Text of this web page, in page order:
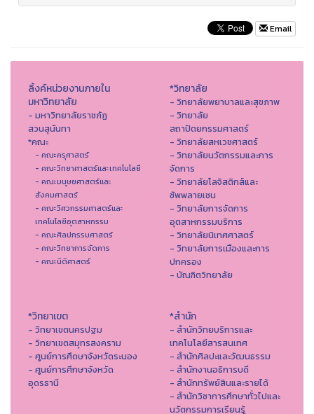
Email
ลิ้งค์หน่วยงานภายใน
มหาวิทยาลัย
- มหาวิทยาลัยราชภัฏ
สวนสุนันทา
*คณะ
- คณะครุศาสตร์
- คณะวิทยาศาสตร์และเทคโนโลยี
- คณะมนุษยศาสตร์และ
สังคมศาสตร์
- คณะวิศวกรรมศาสตร์และ
เทคโนโลยีอุตสาหกรรม
- คณะศิลปกรรมศาสตร์
- คณะวิทยาการจัดการ
- คณะนิติศาสตร์
*วิทยาลัย
- วิทยาลัยพยาบาลและสุขภาพ
- วิทยาลัย
สถาปัตยกรรมศาสตร์
- วิทยาลัยสหเวชศาสตร์
- วิทยาลัยนวัตกรรมและการ
จัดการ
- วิทยาลัยโลจิสติกส์และ
ซัพพลายเชน
- วิทยาลัยการจัดการ
อุตสาหกรรมบริการ
- วิทยาลัยนิเทศศาสตร์
- วิทยาลัยการเมืองและการ
ปกครอง
- บัณฑิตวิทยาลัย
*วิทยาเขต
- วิทยาเขตนครปฐม
- วิทยาเขตสมุทรสงคราม
- ศูนย์การศึดษาจังหวัดระนอง
- ศูนย์การศึกษาจังหวัด
อุดรธานี
*สำนัก
- สำนักวิทยบริการและ
เทคโนโลยีสารสนเทศ
- สํานักศิลปะและวัฒนธรรม
- สำนักงานอธิการบดี
- สำนักทรัพย์สินและรายได้
- สำนักวิชาการศึกษาทั่วไปและ
นวัตกรรมการเรียนรู้